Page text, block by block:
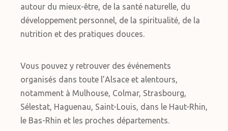
autour du mieux-être, de la santé naturelle, du
développement personnel, de la spiritualité, de la
nutrition et des pratiques douces.
Vous pouvez y retrouver des événements
organisés dans toute l’Alsace et alentours,
notamment à Mulhouse, Colmar, Strasbourg,
Sélestat, Haguenau, Saint-Louis, dans le Haut-Rhin,
le Bas-Rhin et les proches départements.